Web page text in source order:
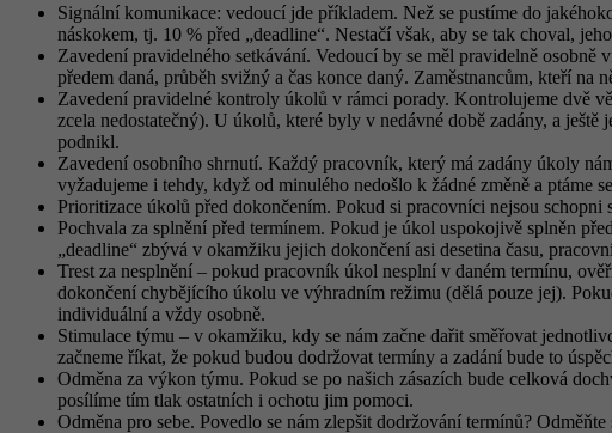
Signální komunikace: vedoucí jde příkladem. Než se pustíme do
náskokem, tj. 10 % před „deadline“. Nestačí však, aby se tak choval,
Zavedení pravidelného setkávání. Vedoucí by se měl pravidelně
předem daná, průběh svižný a čas konce daný. Zaměstnancům, kteří
Zavedení pravidelné kontroly úkolů v rámci porady. Kontrolujeme dvě
zcela nedostatečný). U úkolů, které byly v nedávné době zadány, a
podnikl.
Zavedení osobního shrnutí. Každý pracovník, který má zadány úkoly
vyžadujeme i tehdy, když od minulého nedošlo k žádné změně a ptáme
Prioritizace úkolů před dokončením. Pokud si pracovníci nejsou
Pochvala za splnění před termínem. Pokud je úkol uspokojivě splněn
„deadline“ zbývá v okamžiku jejich dokončení asi desetina času,
Trest za nesplnění – pokud pracovník úkol nesplní v daném termínu,
dokončení chybějícího úkolu ve výhradním režimu (dělá pouze jej).
individuální a vždy osobně.
Stimulace týmu – v okamžiku, kdy se nám začne dařit směřovat
začneme říkat, že pokud budou dodržovat termíny a zadání bude to
Odměna za výkon týmu. Pokud se po našich zásazích bude celková
posílíme tím tlak ostatních i ochotu jim pomoci.
Odměna pro sebe. Povedlo se nám zlepšit dodržování termínů?